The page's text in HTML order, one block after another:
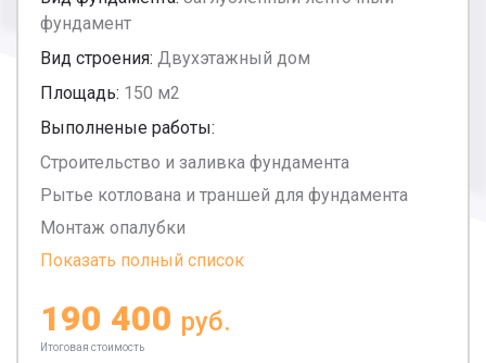
фундамент
Вид строения: Двухэтажный дом
Площадь: 150 м2
Выполненые работы:
Строительство и заливка фундамента
Рытье котлована и траншей для фундамента
Монтаж опалубки
Показать полный список
190 400 руб.
Итоговая стоимость